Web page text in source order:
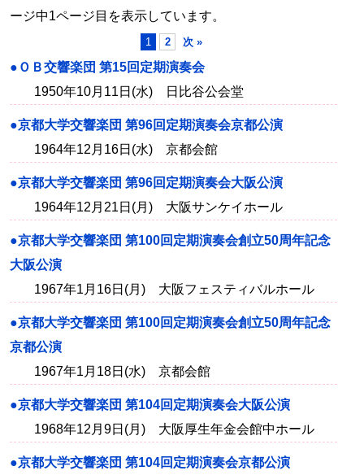
ージ中1ページ目を表示しています。
1 2 次 »
●ＯＢ交響楽団 第15回定期演奏会
1950年10月11日(水) 日比谷公会堂
●京都大学交響楽団 第96回定期演奏会京都公演
1964年12月16日(水) 京都会館
●京都大学交響楽団 第96回定期演奏会大阪公演
1964年12月21日(月) 大阪サンケイホール
●京都大学交響楽団 第100回定期演奏会創立50周年記念
大阪公演
1967年1月16日(月) 大阪フェスティバルホール
●京都大学交響楽団 第100回定期演奏会創立50周年記念
京都公演
1967年1月18日(水) 京都会館
●京都大学交響楽団 第104回定期演奏会大阪公演
1968年12月9日(月) 大阪厚生年金会館中ホール
●京都大学交響楽団 第104回定期演奏会京都公演